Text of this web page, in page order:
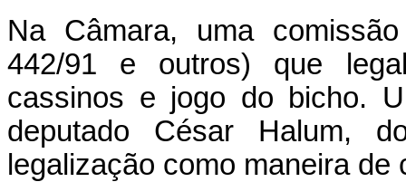
Na Câmara, uma
442/91 e outros) que
cassinos e jogo do bicho.
deputado César Halum,
legalização como maneira